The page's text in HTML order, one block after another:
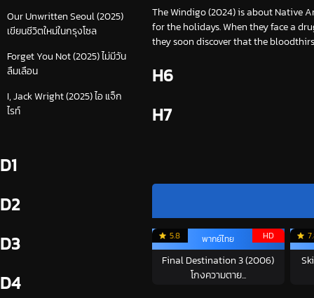
Our Unwritten Seoul (2025)
เขียนชีวิตใหม่ในกรุงโซล
Forget You Not (2025) ไม่มีวัน
ลืมเลือน
I, Jack Wright (2025) ไอ แจ็ก
ไรท์
D1
D2
D3
D4
The Windigo (2024) is about Native
for the holidays. When they face a
they soon discover that the
H6
H7
5.8 HD
พากย์ไทย
Final Destination 3 (2006)
โกงความตาย...